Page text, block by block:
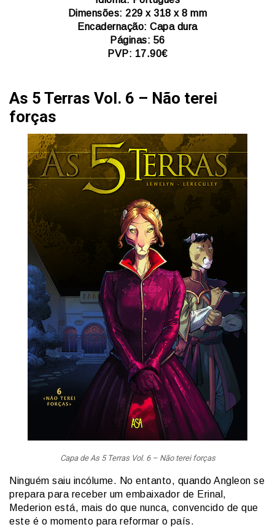
Dimensões: 229 x 318 x 8 mm
Encadernação: Capa dura
Páginas: 56
PVP: 17.90€
As 5 Terras Vol. 6 – Não terei
forças
Capa de As 5 Terras Vol. 6 – Não terei forças
Ninguém saiu incólume. No entanto, quando Angleon se
prepara para receber um embaixador de Erinal,
Mederion está, mais do que nunca, convencido de que
este é o momento para reformar o país.